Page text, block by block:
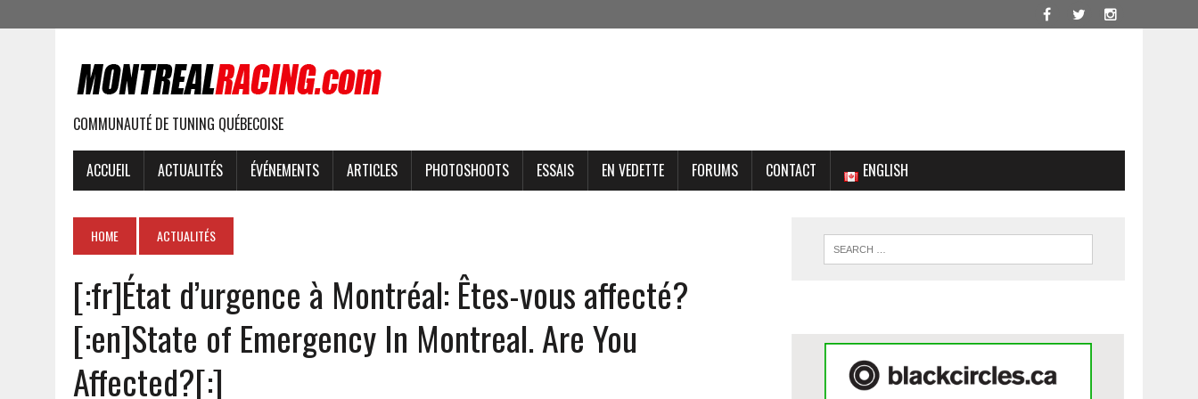
COMMUNAUTÉ DE TUNING QUÉBECOISE
ACCUEIL ACTUALITÉS ÉVÉNEMENTS ARTICLES PHOTOSHOOTS ESSAIS EN VEDETTE FORUMS CONTACT ENGLISH
HOME ACTUALITÉS
[:fr]État d’urgence à Montréal: Êtes-vous affecté?
[:en]State of Emergency In Montreal. Are You
Affected?[:]